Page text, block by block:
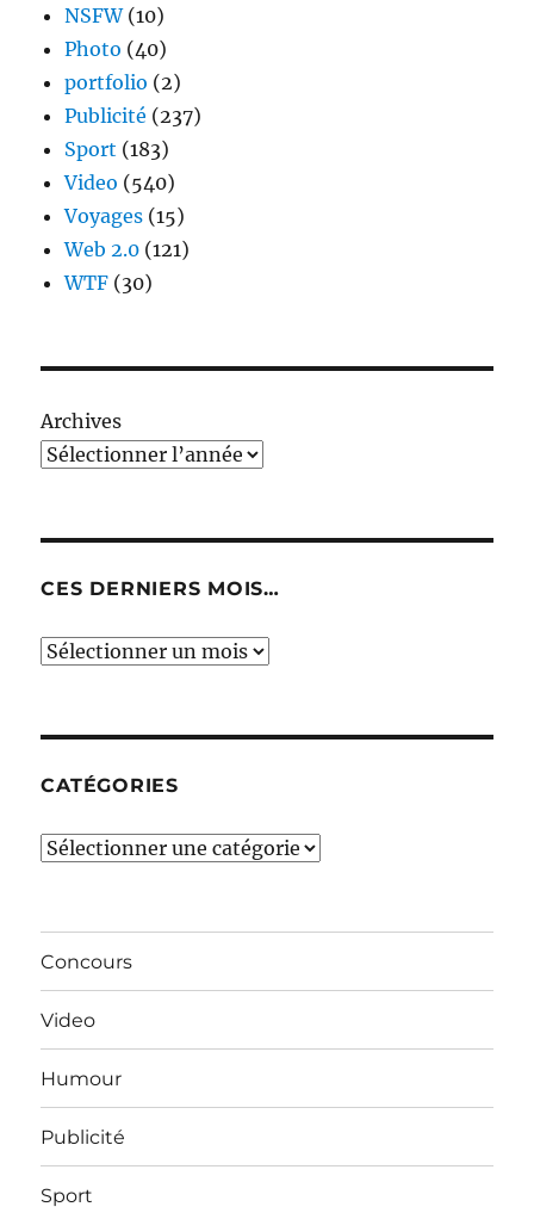
NSFW(10)
Photo (40)
portfolio (2)
Publicité (237)
Sport (183)
Video (540)
Voyages (15)
Web 2.0 (121)
WTF (30)
Archives
CES DERNIERS MOIS…
Ces
CATÉGORIES
Catégories
Concours
Video
Humour
Publicité
Sport